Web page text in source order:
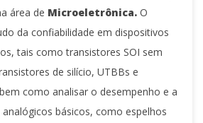
área de Microeletrônica. O
da confiabilidade em dispositivos
tais como transistores SOI sem
de silício, UTBBs e
como analisar o desempenho e a
básicos, como espelhos